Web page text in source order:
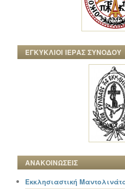
ΕΓΚΥΚΛΙΟΙ ΙΕΡΑΣ ΣΥΝΟΔΟΥ
ΑΝΑΚΟΙΝΩΣΕΙΣ
Εκκλησιαστική